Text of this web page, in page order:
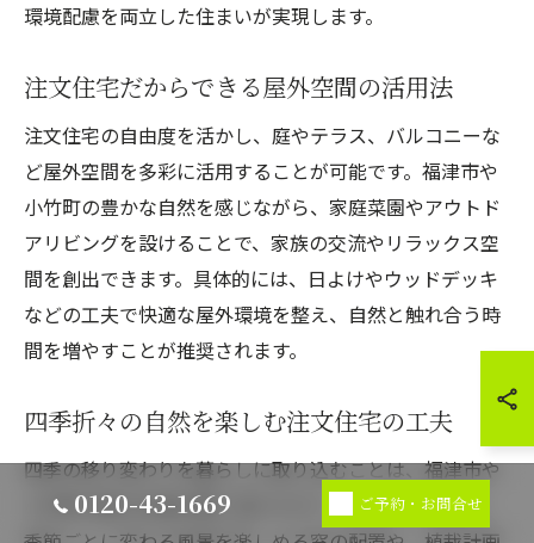
環境配慮を両立した住まいが実現します。
注文住宅だからできる屋外空間の活用法
注文住宅の自由度を活かし、庭やテラス、バルコニーな
ど屋外空間を多彩に活用することが可能です。福津市や
小竹町の豊かな自然を感じながら、家庭菜園やアウトド
アリビングを設けることで、家族の交流やリラックス空
間を創出できます。具体的には、日よけやウッドデッキ
などの工夫で快適な屋外環境を整え、自然と触れ合う時
間を増やすことが推奨されます。
四季折々の自然を楽しむ注文住宅の工夫
四季の移り変わりを暮らしに取り込むことは、福津市や
小竹町の魅力を最大限に活かすポイントです。例えば、
0120-43-1669 ご予約・お問合せ